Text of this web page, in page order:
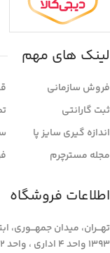
لینک های مهم
فروش سازمانی
ثبت گارانتی
اندازه گیری سایز پا
مجله مسترچرم
اطلاعات فروشگاه
تهـــران، میدان
1393 واحد 4 اداری ، واحد 2 انبار